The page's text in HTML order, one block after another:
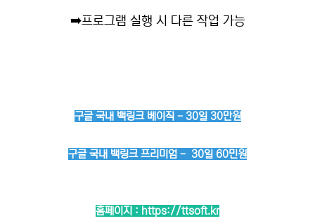
➡️프로그램 실행 시 다른 작업 가능
구글 국내 백링크 베이직 - 30일 30만원
구글 국내 백링크 프리미엄 - 30일 60민원
홈페이지 : https://ttsoft.kr